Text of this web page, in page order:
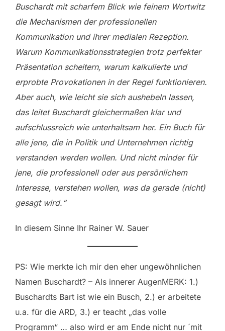
Buschardt mit scharfem Blick wie feinem Wortwitz
die Mechanismen der professionellen
Kommunikation und ihrer medialen Rezeption.
Warum Kommunikationsstrategien trotz perfekter
Präsentation scheitern, warum kalkulierte und
erprobte Provokationen in der Regel funktionieren.
Aber auch, wie leicht sie sich aushebeln lassen,
das leitet Buschardt gleichermaßen klar und
aufschlussreich wie unterhaltsam her. Ein Buch für
alle jene, die in Politik und Unternehmen richtig
verstanden werden wollen. Und nicht minder für
jene, die professionell oder aus persönlichem
Interesse, verstehen wollen, was da gerade (nicht)
gesagt wird.“
In diesem Sinne Ihr Rainer W. Sauer
PS: Wie merkte ich mir den eher ungewöhnlichen
Namen Buschardt? – Als innerer AugenMERK: 1.)
Buschardts Bart ist wie ein Busch, 2.) er arbeitete
u.a. für die ARD, 3.) er teacht „das volle
Programm“ … also wird er am Ende nicht nur ´mit